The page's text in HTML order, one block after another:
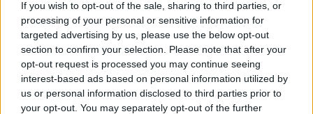
If you wish to opt-out of the sale, sharing to third parties, or
processing of your personal or sensitive information for
targeted advertising by us, please use the below opt-out
section to confirm your selection. Please note that after your
opt-out request is processed you may continue seeing
interest-based ads based on personal information utilized by
us or personal information disclosed to third parties prior to
your opt-out. You may separately opt-out of the further
Aktuális